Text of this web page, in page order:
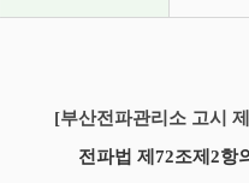
[부산전파관리소 고시
전파법 제72조제2항